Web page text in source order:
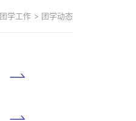
团学工作 > 团学动态